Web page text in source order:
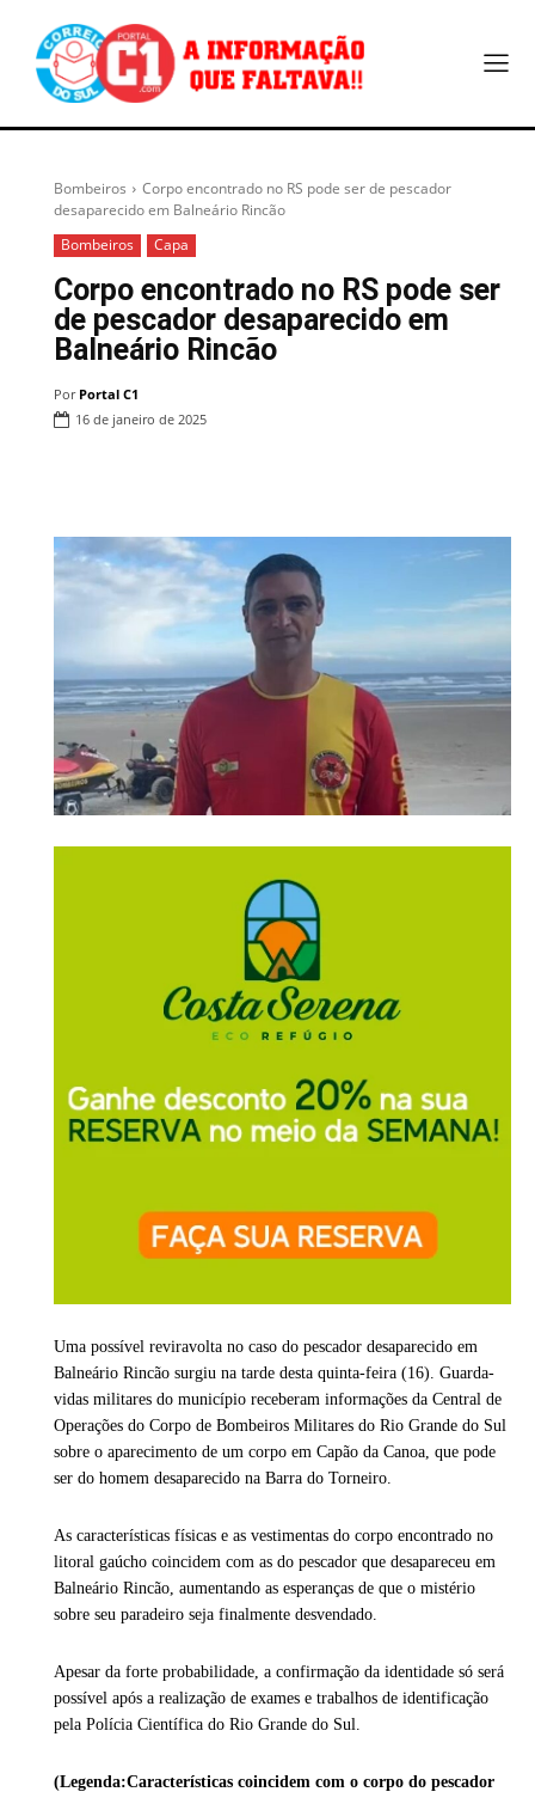
Bombeiros
Corpo encontrado no RS pode ser de pescador
desaparecido em Balneário Rincão
Bombeiros
Capa
Corpo encontrado no RS pode ser
de pescador desaparecido em
Balneário Rincão
Por Portal C1
16 de janeiro de 2025
Uma possível reviravolta no caso do pescador desaparecido em
Balneário Rincão surgiu na tarde desta quinta-feira (16). Guarda-
vidas militares do município receberam informações da Central de
Operações do Corpo de Bombeiros Militares do Rio Grande do Sul
sobre o aparecimento de um corpo em Capão da Canoa, que pode
ser do homem desaparecido na Barra do Torneiro.
As características físicas e as vestimentas do corpo encontrado no
litoral gaúcho coincidem com as do pescador que desapareceu em
Balneário Rincão, aumentando as esperanças de que o mistério
sobre seu paradeiro seja finalmente desvendado.
Apesar da forte probabilidade, a confirmação da identidade só será
possível após a realização de exames e trabalhos de identificação
pela Polícia Científica do Rio Grande do Sul.
(Legenda:Características coincidem com o corpo do pescador